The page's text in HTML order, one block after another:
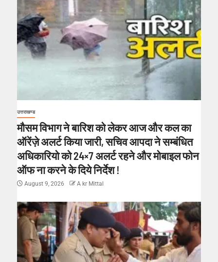
उत्तराखण्ड
मौसम विभाग ने बारिश को लेकर आज और कल का
ऑरेंज़े अलर्ट किया जारी, सचिव आपदा ने सम्बंधित
अधिकारियो को 24×7 अलर्ट रहने और मोबाइल फोन
ऑफ ना करने के दिये निर्देश !
August 9, 2026 A kr Mittal